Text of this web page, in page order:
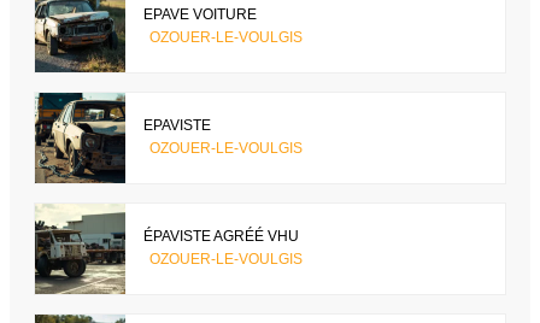
EPAVE VOITURE
OZOUER-LE-VOULGIS
EPAVISTE
OZOUER-LE-VOULGIS
ÉPAVISTE AGRÉÉ VHU
OZOUER-LE-VOULGIS